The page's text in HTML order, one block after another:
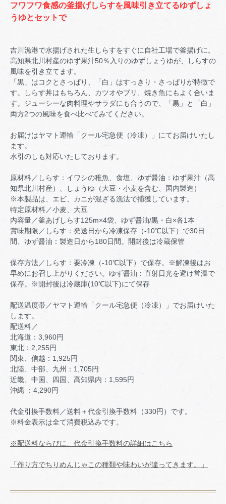
フワフワ食感の釜揚げしらすを風味引き立てるゆずしょ
うゆとセットで
吉川漁港で水揚げされた生しらすをすぐに自社工場で釜揚げに。
高知県北川村産のゆず果汁50％入りのゆずしょうゆが、しらすの
風味を引き立てます。
「黒」はコクとさっぱり、「白」はすっきり・さっぱりが特徴で
す。しらす丼はもちろん、カツオやブリ、焼き魚にもよく合いま
す。ジューシーな肉料理やサラダにも合うので、「黒」と「白」
両方2つの風味を食べ比べてみてください。
お届けはヤマト運輸「クール宅急便（冷凍）」にてお届けいたし
ます。
水引のしも対応いたしております。
原材料／しらす：イワシの稚魚、食塩、ゆず醤油：ゆず果汁（高
知県北川村産）、しょうゆ（大豆・小麦を含む、国内製造）
※本製品は、エビ、カニが混ざる漁法で捕獲しています。
特定原材料／小麦、大豆
内容量／釜あげしらす125m×4袋、ゆず醤油/黒・白×各1本
賞味期限／しらす：発送日から冷凍保存（-10℃以下）で30日
間、ゆず醤油：製造日から180日間。開封後は冷蔵保管
保存方法／しらす：要冷凍（-10℃以下）で保存。※解凍後はお
早めにお召し上がりください。ゆず醤油：直射日光を避け常温で
保存。※開封後は冷蔵庫(10℃以下)にて保存
配送温度帯／ヤマト運輸「クール宅急便（冷凍）」でお届けいた
します。
配送料／
北海道：3,960円
東北：2,255円
関東、信越：1,925円
北陸、中部、九州：1,705円
近畿、中国、四国、高知県内：1,595円
沖縄 ：4,290円
代金引換手数料／送料＋代金引換手数料（330円）です。
※料金表示は全て消費税込みです。
※配送料ならびに、代金引換手数料の詳細はこちら
「作り方でちりめんじゃこの種類や味わいが違ってきます。」